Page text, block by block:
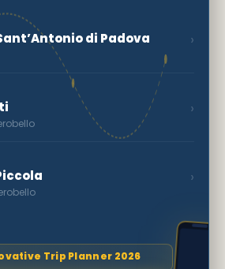
di Padova ›
›
›
Trip Planner 2026